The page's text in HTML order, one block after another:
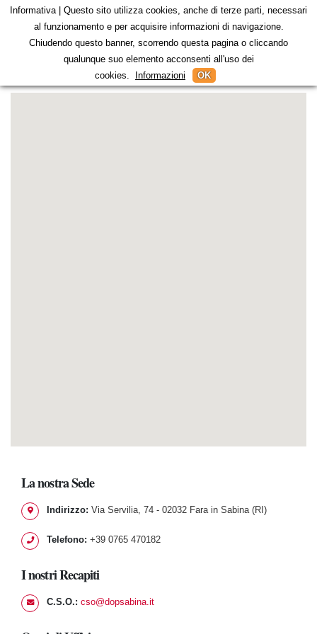
La nostraSede
Indirizzo: Via Servilia, 74 - 02032 Fara in Sabina (RI)
Telefono: +39 0765 470182
I nostriRecapiti
C.S.O.: cso@dopsabina.it
Informativa | Questo sito utilizza cookies, anche di terze parti, necessari
al funzionamento e per acquisire informazioni di navigazione.
Chiudendo questo banner, scorrendo questa pagina o cliccando
qualunque suo elemento acconsenti all'uso dei
cookies.
Informazioni OK